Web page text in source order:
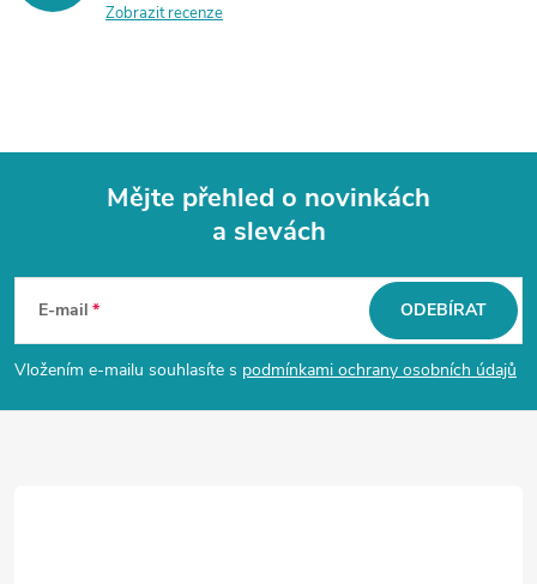
Zobrazit recenze
p
a
Mějte přehled o novinkách
a slevách
E-mail
Vložením e-mailu souhlasíte s podmínkami ochrany osobních údajů
ODEBÍRAT